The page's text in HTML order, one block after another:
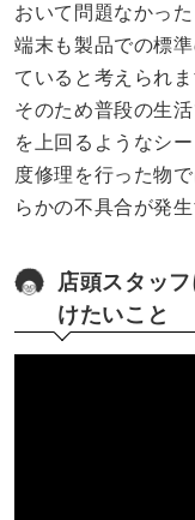
おいて問題なかっ
端末も製品での標
ていると考えられま
そのため普段の生
を上回るようなシ
度修理を行った物
らかの不具合が発
店頭スタッ
けたいこと